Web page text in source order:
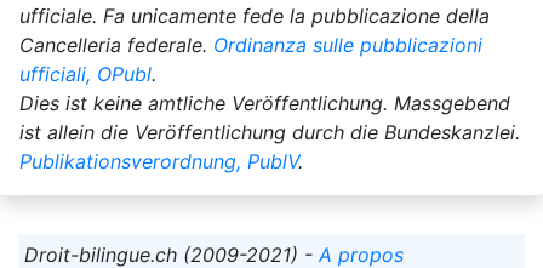
ufficiale. Fa unicamente fede la pubblicazione della
Cancelleria federale. Ordinanza sulle pubblicazioni
ufficiali, OPubl.
Dies ist keine amtliche Veröffentlichung. Massgebend
ist allein die Veröffentlichung durch die Bundeskanzlei.
Publikationsverordnung, PublV.
Droit-bilingue.ch (2009-2021) -A propos